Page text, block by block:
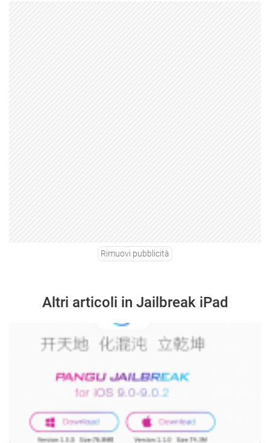
Rimuovi pubblicità
Altri articoli in Jailbreak iPad